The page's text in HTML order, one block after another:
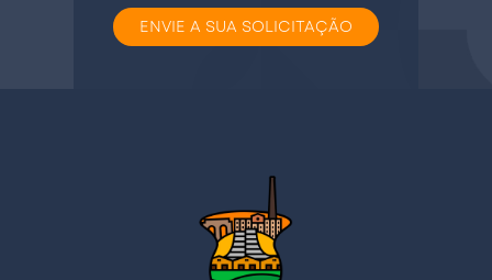
ENVIE A SUA SOLICITAÇÃO